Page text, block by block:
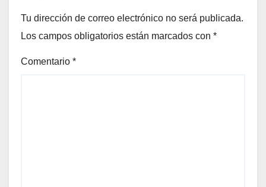
Tu dirección de correo electrónico no será publicada.
Los campos obligatorios están marcados con *
Comentario *